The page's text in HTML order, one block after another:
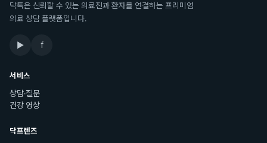
닥톡은 신뢰할 수 있는 의료진과 환자를 연결하는 프리미엄
의료 상담 플랫폼입니다.
▶ f
서비스
상담·질문
건강 영상
닥프렌즈